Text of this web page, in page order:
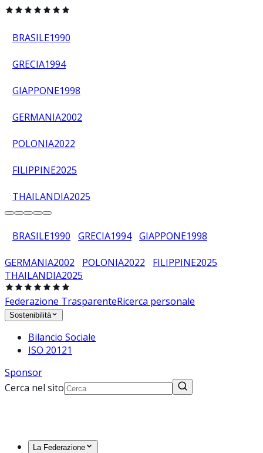
BRASILE1990
GRECIA1994
GIAPPONE1998
GERMANIA2002
POLONIA2022
FILIPPINE2025
THAILANDIA2025
BRASILE1990 GRECIA1994 GIAPPONE1998
GERMANIA2002 POLONIA2022 FILIPPINE2025
THAILANDIA2025
Federazione TrasparenteRicerca personale
Sostenibilità
Bilancio Sociale
ISO 20121
Sponsor
Cerca nel sito
La Federazione